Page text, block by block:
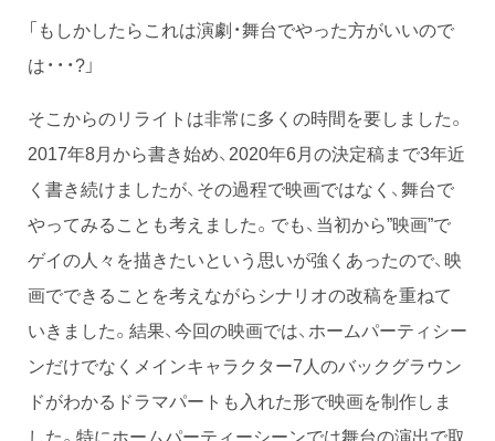
「もしかしたらこれは演劇・舞台でやった方がいいので
は・・・?」
そこからのリライトは非常に多くの時間を要しました。
2017年8月から書き始め、2020年6月の決定稿まで3年近
く書き続けましたが、その過程で映画ではなく、舞台で
やってみることも考えました。でも、当初から”映画”で
ゲイの人々を描きたいという思いが強くあったので、映
画でできることを考えながらシナリオの改稿を重ねて
いきました。結果、今回の映画では、ホームパーティシー
ンだけでなくメインキャラクター7人のバックグラウン
ドがわかるドラマパートも入れた形で映画を制作しま
した。特にホームパーティーシーンでは舞台の演出で取